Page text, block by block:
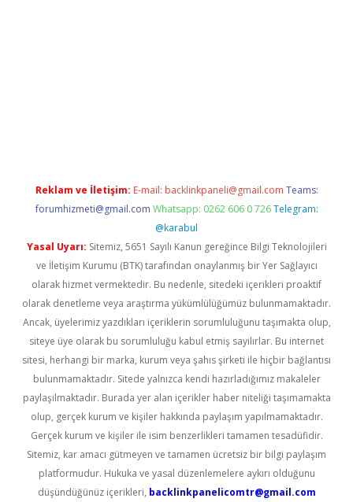
Reklam ve İletişim: E-mail: backlinkpaneli@gmail.com Teams:
forumhizmeti@gmail.com Whatsapp: 0262 606 0 726 Telegram:
@karabul
Yasal Uyarı: Sitemiz, 5651 Sayılı Kanun gereğince Bilgi Teknolojileri
ve İletişim Kurumu (BTK) tarafından onaylanmış bir Yer Sağlayıcı
olarak hizmet vermektedir. Bu nedenle, sitedeki içerikleri proaktif
olarak denetleme veya araştırma yükümlülüğümüz bulunmamaktadır.
Ancak, üyelerimiz yazdıkları içeriklerin sorumluluğunu taşımakta olup,
siteye üye olarak bu sorumluluğu kabul etmiş sayılırlar. Bu internet
sitesi, herhangi bir marka, kurum veya şahıs şirketi ile hiçbir bağlantısı
bulunmamaktadır. Sitede yalnızca kendi hazırladığımız makaleler
paylaşılmaktadır. Burada yer alan içerikler haber niteliği taşımamakta
olup, gerçek kurum ve kişiler hakkında paylaşım yapılmamaktadır.
Gerçek kurum ve kişiler ile isim benzerlikleri tamamen tesadüfidir.
Sitemiz, kar amacı gütmeyen ve tamamen ücretsiz bir bilgi paylaşım
platformudur. Hukuka ve yasal düzenlemelere aykırı olduğunu
düşündüğünüz içerikleri, backlinkpanelicomtr@gmail.com